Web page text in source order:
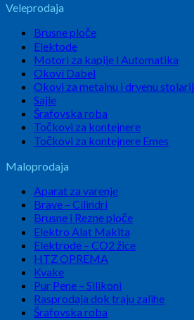
Veleprodaja
Brusne ploče
Elektode
Motori za kapije i Automatika
Okovi Dabel
Okovi za metalnu i drvenu
Sajle
Šrafovska roba
Točkovi za kontejnere
Točkovi za kontejnere Emes
Maloprodaja
Aparat za varenje
Brave – Cilindri
Brusne i Rezne ploče
Elektro Alat Makita
Elektrode – CO2 žice
HTZ OPREMA
Kvake
Pur Pene – Silikoni
Rasprodaja dok traju zalihe
Šrafovska roba